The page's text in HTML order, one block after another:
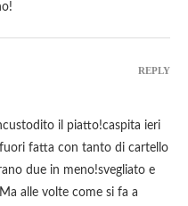
il piatto!caspita ieri
fatta con tanto di cartello
due in meno!svegliato e
alle volte come si fa a
REPLY